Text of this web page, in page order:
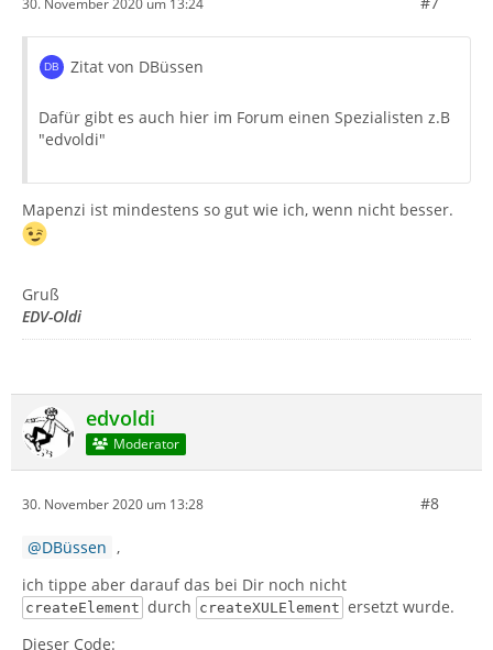
Zitat von DBüssen
Dafür gibt es auch hier im Forum einen Spezialisten z.B
"edvoldi"
Mapenzi ist mindestens so gut wie ich, wenn nicht besser.
Gruß
EDV-Oldi
edvoldi
Moderator
30. November 2020 um 13:28 #8
DBüssen ,
ich tippe aber darauf das bei Dir noch nicht
createElement durch createXULElement ersetzt wurde.
Dieser Code: